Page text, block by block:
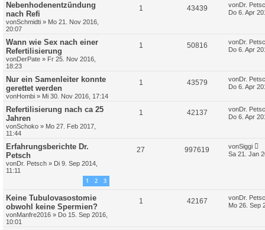
Nebenhodenentzündung
nach Refi
vonSchmidti » Mo 21. Nov 2016,
20:07
1 43439 vonDr.
Do 6. Apr
Wann wie Sex nach einer
Refertilisierung
vonDerPate » Fr 25. Nov 2016,
18:23
1 50816 vonDr.
Do 6. Apr
Nur ein Samenleiter konnte
gerettet werden
vonHombi » Mi 30. Nov 2016, 17:14
1 43579 vonDr.
Do 6. Apr
Refertilisierung nach ca 25
Jahren
vonSchoko » Mo 27. Feb 2017,
11:44
1 42137 vonDr.
Do 6. Apr
Erfahrungsberichte Dr.
Petsch
vonDr. Petsch » Di 9. Sep 2014,
11:11
1 2 3
27 997619 vonSiggi
Sa 21. Jan
Keine Tubulovasostomie
obwohl keine Spermien?
vonManfre2016 » Do 15. Sep 2016,
10:01
1 42167 vonDr.
Mo 26. Sep